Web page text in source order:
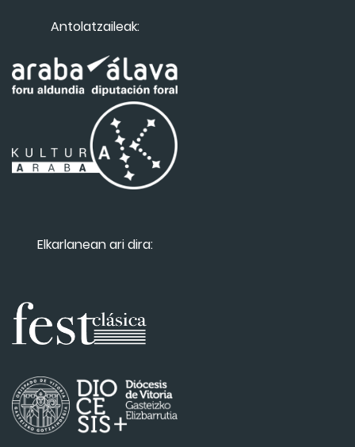
Antolatzaileak:
Elkarlanean ari dira: